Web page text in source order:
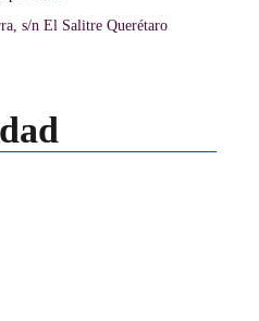
s/n El Salitre Querétaro